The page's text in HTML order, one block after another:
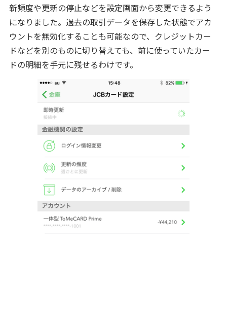
新頻度や更新の停止などを設定画面から変更できるよう
になりました。過去の取引データを保存した状態でアカ
ウントを無効化することも可能なので、クレジットカー
ドなどを別のものに切り替えても、前に使っていたカー
ドの明細を手元に残せるわけです。